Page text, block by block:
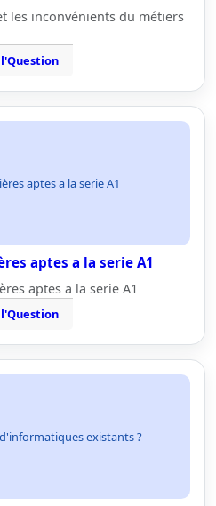
les inconvénients du métiers
aptes a la serie A1
aptes a la serie A1
aptes a la serie A1
existants ?